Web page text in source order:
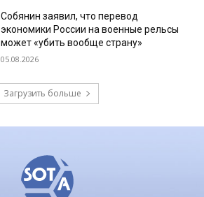
Собянин заявил, что перевод
экономики России на военные рельсы
может «убить вообще страну»
05.08.2026
Загрузить больше